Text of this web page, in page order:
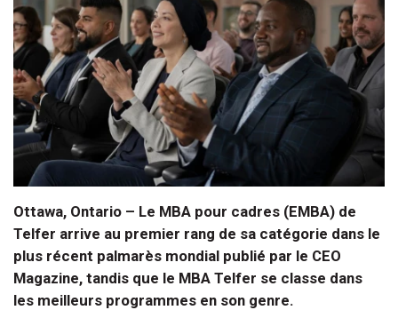
Ottawa, Ontario – Le MBA pour cadres (EMBA) de
Telfer arrive au premier rang de sa catégorie dans le
plus récent palmarès mondial publié par le CEO
Magazine, tandis que le MBA Telfer se classe dans
les meilleurs programmes en son genre.